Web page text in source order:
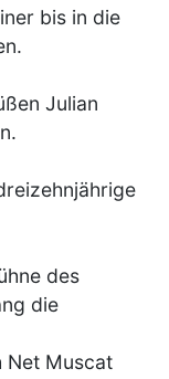
bis in die
Julian
des
die
Net Muscat